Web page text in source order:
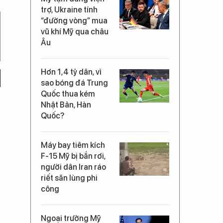
trợ, Ukraine tính
“đường vòng” mua
vũ khí Mỹ qua châu
Âu
Hơn 1,4 tỷ dân, vì
sao bóng đá Trung
Quốc thua kém
Nhật Bản, Hàn
Quốc?
Máy bay tiêm kích
F-15 Mỹ bị bắn rơi,
người dân Iran ráo
riết săn lùng phi
công
Ngoại trưởng Mỹ